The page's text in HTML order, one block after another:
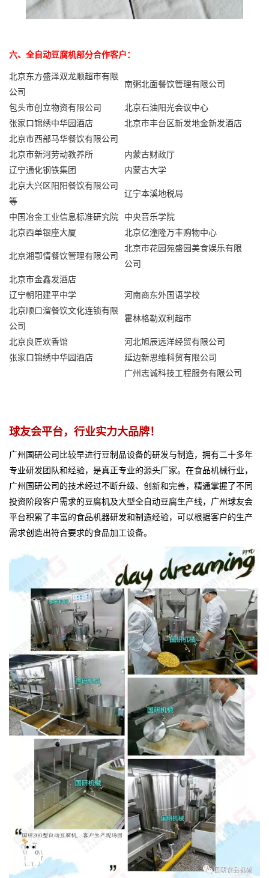
六、 全自动豆腐机部分合作客户：
北京东方盛泽双龙顺超市有限
公司
南粥北面餐饮管理有限公司
包头市创立物资有限公司
北京石油阳光会议中心
张家口锦绣中华园酒店
北京市丰台区新发地金新发酒店
北京市西部马华餐饮有限公司
北京市新河劳动教养所
内蒙古财政厅
辽宁通化钢铁集团
内蒙古大学
北京大兴区阳阳餐饮有限公司
等
辽宁本溪地税局
中国冶金工业信息标准研究院
中央音乐学院
北京西单银座大厦
北京亿潼隆万丰购物中心
北京湘鄂情餐饮管理有限公司
北京市花园苑盛园美食娱乐有限
公司
北京市金鑫发酒店
辽宁朝阳建平中学
河南商东外国语学校
北京顺口溜餐饮文化连锁有限
公司
霍林格勒双利超市
北京良匠欢香馆
河北旭辰远洋经贸有限公司
张家口锦绣中华园酒店
延边新思维科贸有限公司
广州志诚科技工程服务有限公司
球友会平台，行业实力大品牌！
广州国研公司比较早进行豆制品设备的研发与制造，拥有二十多年
专业研发团队和经验，是真正专业的源头厂家。 在食品机械行业，
广州国研公司的技术经过不断升级、创新和完善，精通掌握了不同
投资阶段客户需求的豆腐机及大型全自动豆腐生产线，广州球友会
平台积累了丰富的食品机器研发和制造经验，可以根据客户的生产
需求创造出符合要求的食品加工设备。